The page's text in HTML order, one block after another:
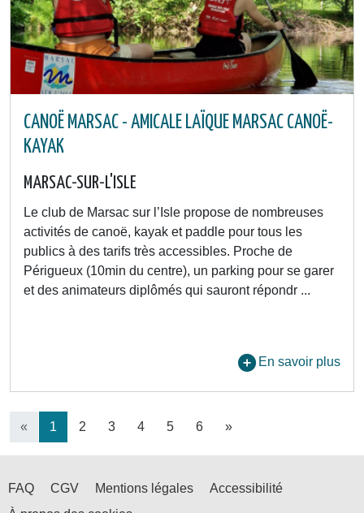
CANOË MARSAC - AMICALE LAÏQUE MARSAC CANOË-
KAYAK
MARSAC-SUR-L'ISLE
Le club de Marsac sur l’Isle propose de nombreuses
activités de canoë, kayak et paddle pour tous les
publics à des tarifs très accessibles. Proche de
Périgueux (10min du centre), un parking pour se garer
et des animateurs diplômés qui sauront répondr ...
En savoir plus
« 1 2 3 4 5 6 »
FAQ CGV Mentions légales
Accessibilité